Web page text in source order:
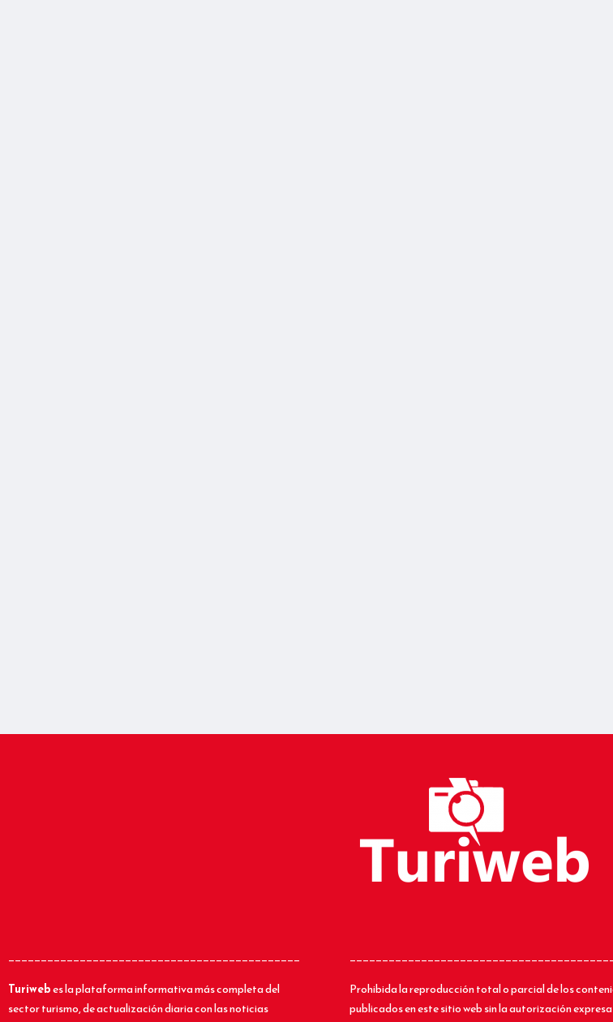
_____________________________________________
Turiwebes la plataforma informativa más completa del
sector turismo, de actualización diaria con las noticias
Prohibida la reproducción total o parcial de los
publicados en este sitio web sin la autorización expresa